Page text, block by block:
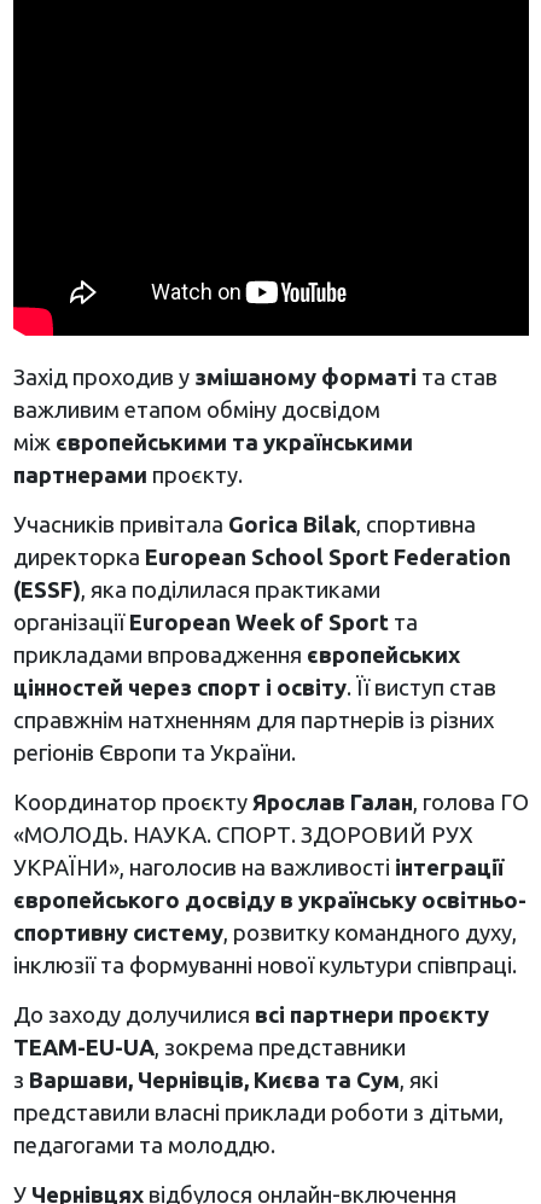
Захід проходив у змішаному форматі та став
важливим етапом обміну досвідом
між європейськими та українськими
партнерами проєкту.
Учасників привітала Gorica Bilak, спортивна
директорка European School Sport Federation
(ESSF) , яка поділилася практиками
організації European Week of Sport та
прикладами впровадження європейських
цінностей через спорт і освіту. Її виступ став
справжнім натхненням для партнерів із різних
регіонів Європи та України.
Координатор проєкту Ярослав Галан , голова ГО
«МОЛОДЬ. НАУКА. СПОРТ. ЗДОРОВИЙ РУХ
УКРАЇНИ», наголосив на важливості інтеграції
європейського досвіду в українську освітньо-
спортивну систему, розвитку командного духу,
інклюзії та формуванні нової культури співпраці.
До заходу долучилися всі партнери проєкту
TEAM-EU-UA, зокрема представники
з Варшави, Чернівців, Києва та Сум , які
представили власні приклади роботи з дітьми,
педагогами та молоддю.
У Чернівцяхвідбулося онлайн-включення